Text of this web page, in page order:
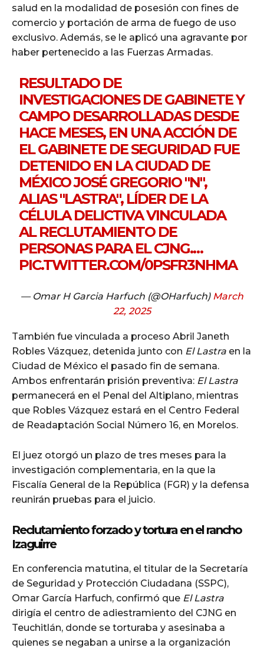
salud en la modalidad de posesión con fines de
comercio y portación de arma de fuego de uso
exclusivo. Además, se le aplicó una agravante por
haber pertenecido a las Fuerzas Armadas.
RESULTADO DE
INVESTIGACIONES DE GABINETE Y
CAMPO DESARROLLADAS DESDE
HACE MESES, EN UNA ACCIÓN DE
EL GABINETE DE SEGURIDAD FUE
DETENIDO EN LA CIUDAD DE
MÉXICO JOSÉ GREGORIO "N",
ALIAS "LASTRA", LÍDER DE LA
CÉLULA DELICTIVA VINCULADA
AL RECLUTAMIENTO DE
PERSONAS PARA EL CJNG.…
PIC.TWITTER.COM/0PSFR3NHMA
— Omar H Garcia Harfuch (@OHarfuch) March
22, 2025
También fue vinculada a proceso Abril Janeth
Robles Vázquez, detenida junto con El Lastra en la
Ciudad de México el pasado fin de semana.
Ambos enfrentarán prisión preventiva: El Lastra
permanecerá en el Penal del Altiplano, mientras
que Robles Vázquez estará en el Centro Federal
de Readaptación Social Número 16, en Morelos.
El juez otorgó un plazo de tres meses para la
investigación complementaria, en la que la
Fiscalía General de la República (FGR) y la defensa
reunirán pruebas para el juicio.
Reclutamiento forzado y tortura en el rancho
Izaguirre
En conferencia matutina, el titular de la Secretaría
de Seguridad y Protección Ciudadana (SSPC),
Omar García Harfuch, confirmó que El Lastra
dirigía el centro de adiestramiento del CJNG en
Teuchitlán, donde se torturaba y asesinaba a
quienes se negaban a unirse a la organización